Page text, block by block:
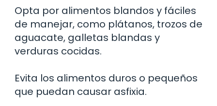
Opta por alimentos blandos y fáciles
de manejar, como plátanos, trozos de
aguacate, galletas blandas y
verduras cocidas.
Evita los alimentos duros o pequeños
que puedan causar asfixia.